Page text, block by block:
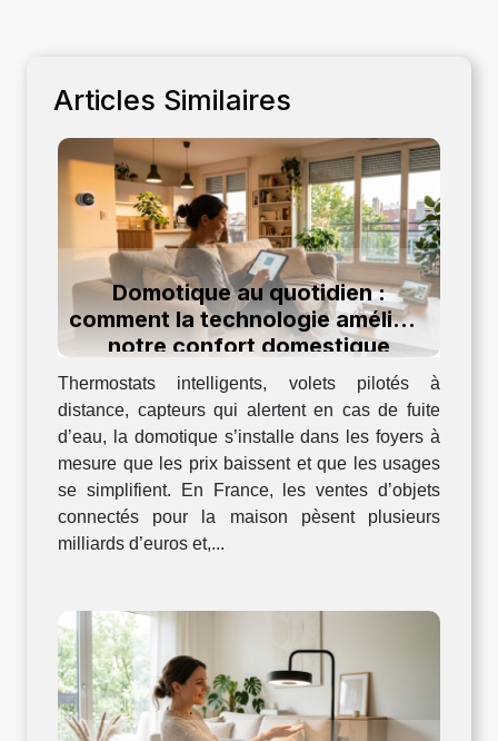
Articles Similaires
Domotique au quotidien :
comment la technologie améliore
notre confort domestique
Thermostats intelligents, volets pilotés à
distance, capteurs qui alertent en cas de fuite
d’eau, la domotique s’installe dans les foyers à
mesure que les prix baissent et que les usages
se simplifient. En France, les ventes d’objets
connectés pour la maison pèsent plusieurs
milliards d’euros et,...